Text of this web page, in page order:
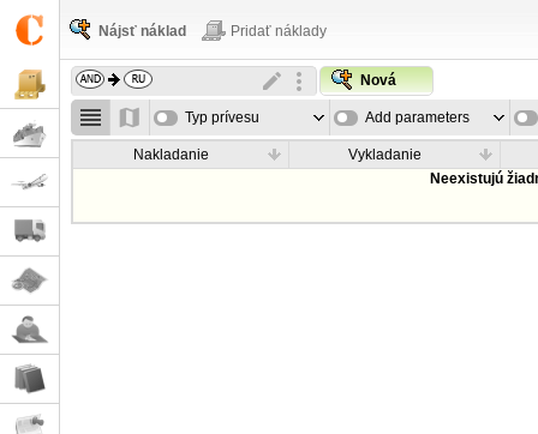
Nájsť náklad Pridať náklady
Nová
Typ prívesu Add parameters
Nakladanie
Vykladanie
Neexistujú